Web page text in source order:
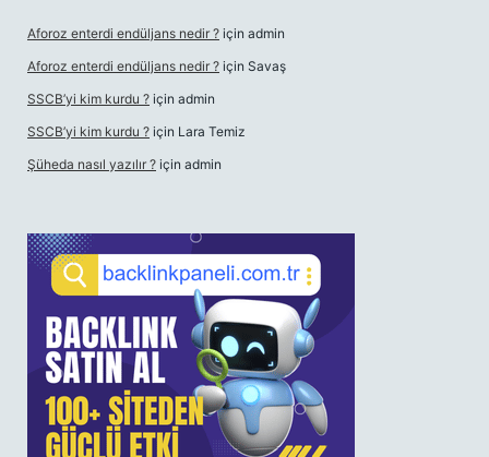
Aforoz enterdi endüljans nedir ? için admin
Aforoz enterdi endüljans nedir ? için Savaş
SSCB’yi kim kurdu ? için admin
SSCB’yi kim kurdu ? için Lara Temiz
Şüheda nasıl yazılır ? için admin